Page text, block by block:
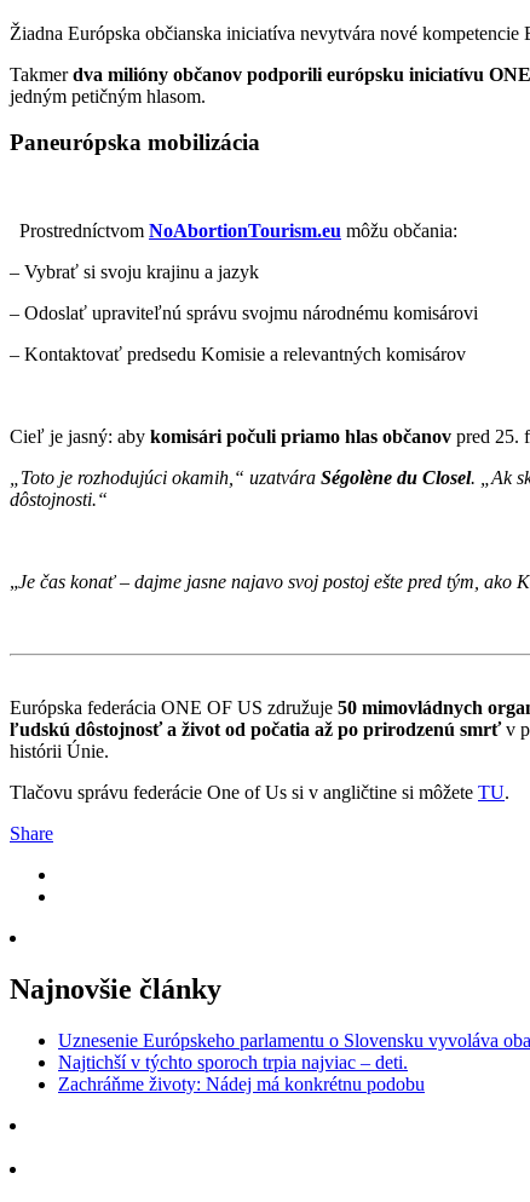
Žiadna Európska občianska iniciatíva nevytvára nové
Takmerdva milióny občanov podporili európsku iniciatívu
jedným petičným hlasom.
Paneurópska mobilizácia
Prostredníctvom NoAbortionTourism.eu môžu občania:
– Vybrať si svoju krajinu a jazyk
– Odoslať upraviteľnú správu svojmu národnému komisárovi
– Kontaktovať predsedu Komisie a relevantných komisárov
Cieľ je jasný: aby komisári počuli priamo hlas občanov pred 25.
„Toto je rozhodujúci okamih,“ uzatvára Ségolène du Closel.
„Ak
dôstojnosti.“
„Je čas konať – dajme jasne najavo svoj postoj ešte pred tým, ako
Európska federácia ONE OF US združuje 50 mimovládnych
ľudskú dôstojnosť a život od počatia až po prirodzenú smrťv
histórii Únie.
Tlačovu správu federácie One of Us si v angličtine si môžete TU.
Share
Najnovšie články
Uznesenie Európskeho parlamentu o Slovensku vyvoláva
Najtichší v týchto sporoch trpia najviac – deti.
Zachráňme životy: Nádej má konkrétnu podobu